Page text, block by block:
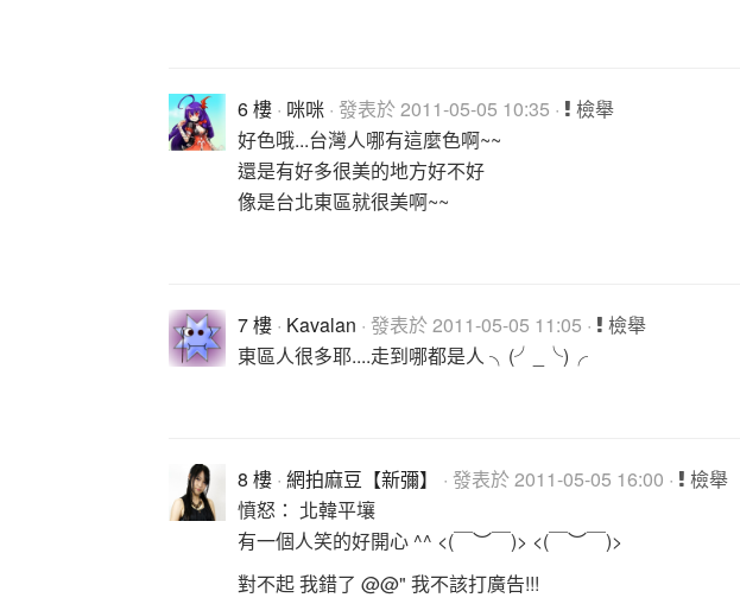
6 樓 · 咪咪 · 發表於 2011-05-05 10:35 ·
檢舉
好色哦...台灣人哪有這麼色啊~~
還是有好多很美的地方好不好
像是台北東區就很美啊~~
7 樓 · Kavalan · 發表於 2011-05-05 11:05 ·
檢舉
東區人很多耶....走到哪都是人 ╮(╯_╰)╭
8 樓 · 網拍麻豆【新彌】 · 發表於 2011-05-05 16:00 ·
檢舉
憤怒： 北韓平壤
有一個人笑的好開心 ^^ <(￣︶￣)> <(￣︶￣)>
對不起 我錯了 @@" 我不該打廣告!!!